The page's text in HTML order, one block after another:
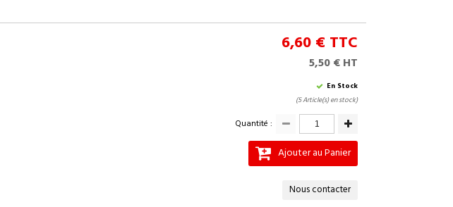
6,60 € TTC
5,50 € HT
En Stock
(5 Article(s) en stock)
Quantité :
Ajouter au Panier
Nous contacter